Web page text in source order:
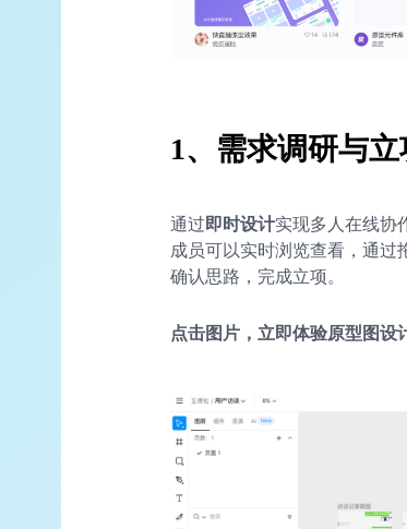
1、 需求调研与立
通过即时设计实现多人在线协
成员可以实时浏览查看，通过
确认思路，完成立项。
点击图片，立即体验原型图设